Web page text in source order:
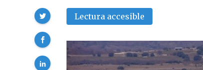
Lectura accesible
Compartir